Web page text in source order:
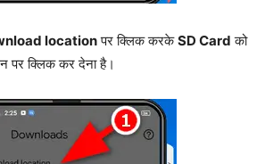
locationपर क्लिक करकेSD Card को
पर क्लिक कर देना है।